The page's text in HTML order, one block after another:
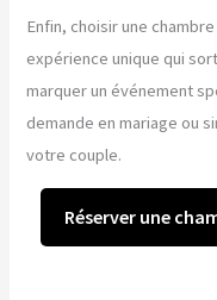
Enfin, choisir une
expérience unique qui
marquer un événement
demande en mariage ou
votre couple.
Réserver une